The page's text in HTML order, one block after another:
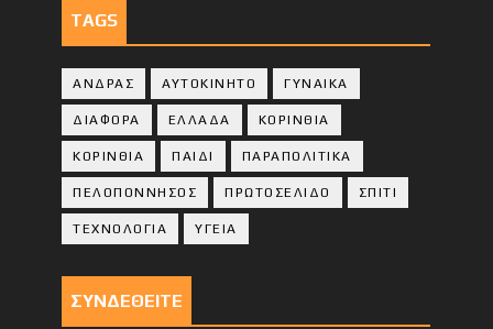
TAGS
ΑΝΔΡΑΣ ΑΥΤΟΚΙΝΗΤΟ ΓΥΝΑΙΚΑ
ΔΙΑΦΟΡΑ ΕΛΛΑΔΑ ΚΟΡΙΝΘΙΑ
ΚΟΡΙΝΘΙA ΠΑΙΔΙ ΠΑΡΑΠΟΛΙΤΙΚΑ
ΠΕΛΟΠΟΝΝΗΣΟΣ ΠΡΩΤΟΣΕΛΙΔΟ ΣΠΙΤΙ
ΤΕΧΝΟΛΟΓΙΑ ΥΓΕΙΑ
ΣΥΝΔΕΘΕΙΤΕ